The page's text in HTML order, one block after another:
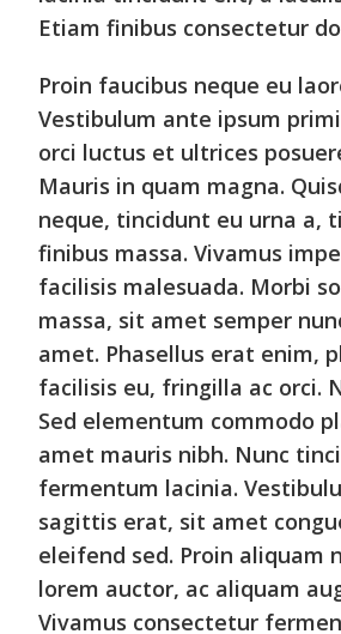
Etiam finibus consectetur
Proin faucibus neque eu
Vestibulum ante ipsum
orci luctus et ultrices
Mauris in quam magna.
neque, tincidunt eu urna a,
finibus massa. Vivamus
facilisis malesuada. Morbi
massa, sit amet semper
amet. Phasellus erat enim,
facilisis eu, fringilla ac orci.
Sed elementum commodo
amet mauris nibh. Nunc
fermentum lacinia.
sagittis erat, sit amet
eleifend sed. Proin aliquam
lorem auctor, ac aliquam
Vivamus consectetur